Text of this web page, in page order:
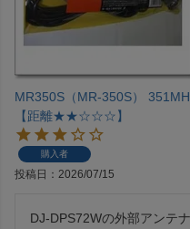
MR350S（MR-350S）
【距離★★☆☆☆】
購入者
投稿日 2026/07/15
DJ-DPS72Wの外部アンテ